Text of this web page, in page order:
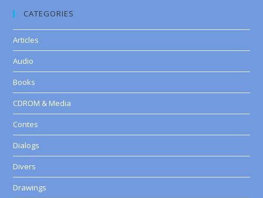
CATEGORIES
Articles
Audio
Books
CDROM & Media
Contes
Dialogs
Divers
Drawings